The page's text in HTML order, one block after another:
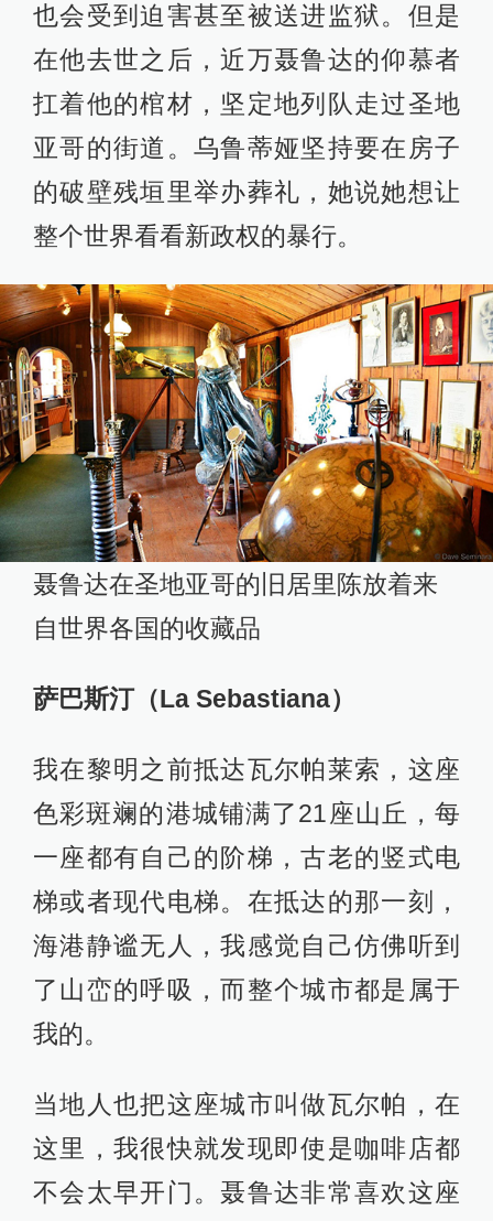
也会受到迫害甚至被送进监狱。但是
在他去世之后，近万聂鲁达的仰慕者
扛着他的棺材，坚定地列队走过圣地
亚哥的街道。乌鲁蒂娅坚持要在房子
的破壁残垣里举办葬礼，她说她想让
整个世界看看新政权的暴行。
聂鲁达在圣地亚哥的旧居里陈放着来
自世界各国的收藏品
萨巴斯汀（La Sebastiana）
我在黎明之前抵达瓦尔帕莱索，这座
色彩斑斓的港城铺满了21座山丘，每
一座都有自己的阶梯，古老的竖式电
梯或者现代电梯。在抵达的那一刻，
海港静谧无人，我感觉自己仿佛听到
了山峦的呼吸，而整个城市都是属于
我的。
当地人也把这座城市叫做瓦尔帕，在
这里，我很快就发现即使是咖啡店都
不会太早开门。聂鲁达非常喜欢这座